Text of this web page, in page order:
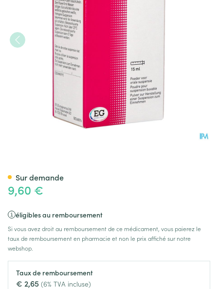
9,60 €
éligibles au remboursement
Si vous avez droit au remboursement de ce médicament, vous paierez le
taux de remboursement en pharmacie et non le prix affiché sur notre
webshop.
Taux de remboursement
€ 2,65 (6% TVA incluse)
Sur demande